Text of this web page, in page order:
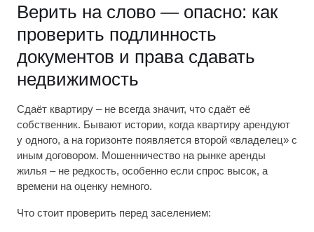
Верить на слово — опасно: как
проверить подлинность
документов и права сдавать
недвижимость
Сдаёт квартиру – не всегда значит, что сдаёт её
собственник. Бывают истории, когда квартиру арендуют
у одного, а на горизонте появляется второй «владелец» с
иным договором. Мошенничество на рынке аренды
жилья – не редкость, особенно если спрос высок, а
времени на оценку немного.
Что стоит проверить перед заселением: